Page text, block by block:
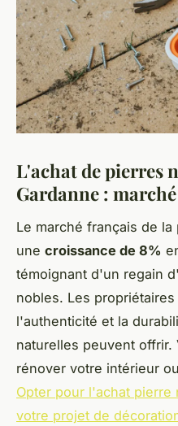
L'achat de pierres
Gardanne :
Le marché français de
une croissance de 8%
témoignant d'un regain
nobles. Les
l'authenticité et la
naturelles peuvent offrir.
rénover votre intérieur
Opter pour l'achat pierre
votre projet de